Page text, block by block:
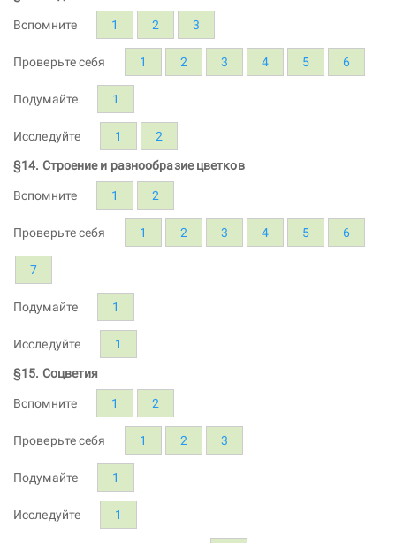
Вспомните 1 2 3
Проверьте себя 1 2 3 4 5 6
Подумайте 1
Исследуйте 1 2
§14. Строение и разнообразие цветков
Вспомните 1 2
Проверьте себя 1 2 3 4 5 6
7
Подумайте 1
Исследуйте 1
§15. Соцветия
Вспомните 1 2
Проверьте себя 1 2 3
Подумайте 1
Исследуйте 1